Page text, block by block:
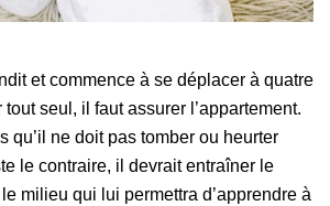
et commence à se déplacer à quatre
seul, il faut assurer l’appartement.
qu’il ne doit pas tomber ou heurter
le contraire, il devrait entraîner le
milieu qui lui permettra d’apprendre à